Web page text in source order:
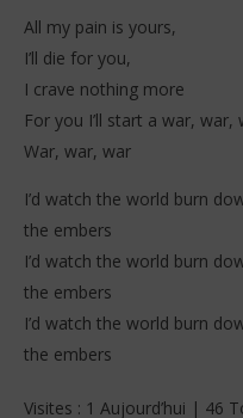
All my pain is yours,
I’ll die for you,
I crave nothing more
For you I’ll start a war, war,
War, war, war
I’d watch the world burn
the embers
I’d watch the world burn
the embers
I’d watch the world burn
the embers
Visites : 1 Aujourd’hui | 46